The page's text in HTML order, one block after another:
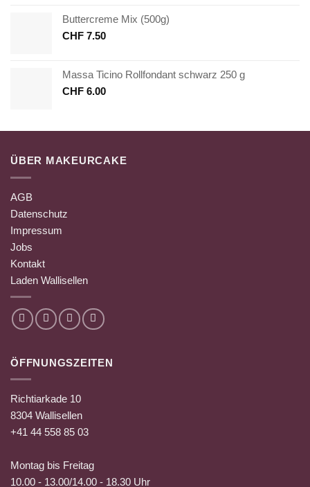
Buttercreme Mix (500g)
CHF 7.50
Massa Ticino Rollfondant schwarz 250 g
CHF 6.00
ÜBER MAKEURCAKE
AGB
Datenschutz
Impressum
Jobs
Kontakt
Laden Wallisellen
ÖFFNUNGSZEITEN
Richtiarkade 10
8304 Wallisellen
+41 44 558 85 03
Montag bis Freitag
10.00 - 13.00/14.00 - 18.30 Uhr